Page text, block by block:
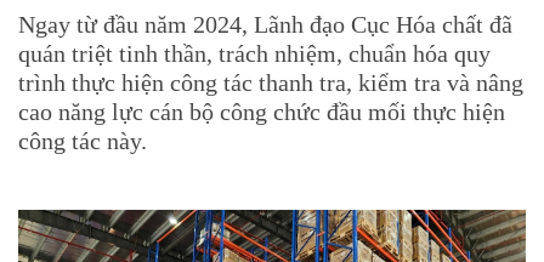
Ngay từ đầu năm 2024, Lãnh đạo Cục Hóa chất đã
quán triệt tinh thần, trách nhiệm, chuẩn hóa quy
trình thực hiện công tác thanh tra, kiểm tra và nâng
cao năng lực cán bộ công chức đầu mối thực hiện
công tác này.